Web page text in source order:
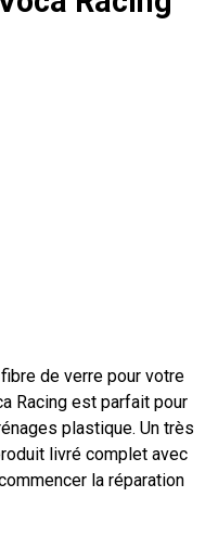
de verre pour votre
Racing est parfait pour
plastique. Un très
livré complet avec
la réparation